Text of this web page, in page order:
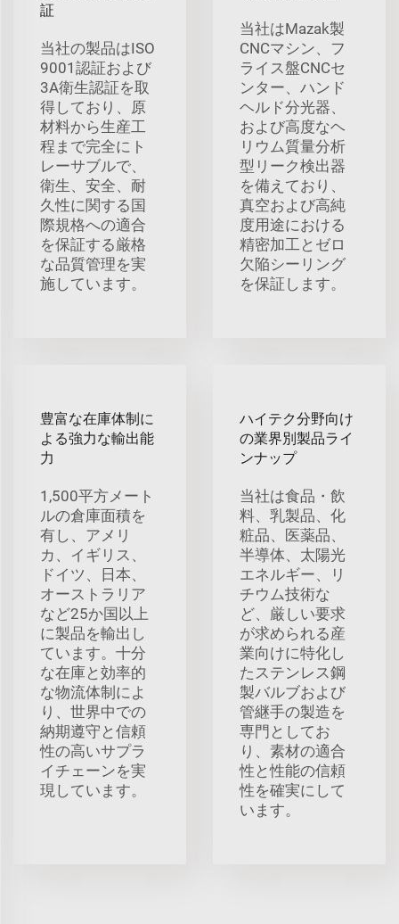
証
当社の製品はISO
9001認証および
3A衛生認証を取
得しており、原
材料から生産工
程まで完全にト
レーサブルで、
衛生、安全、耐
久性に関する国
際規格への適合
を保証する厳格
な品質管理を実
施しています。
当社はMazak製
CNCマシン、フ
ライス盤CNCセ
ンター、ハンド
ヘルド分光器、
および高度なヘ
リウム質量分析
型リーク検出器
を備えており、
真空および高純
度用途における
精密加工とゼロ
欠陥シーリング
を保証します。
豊富な在庫体制に
よる強力な輸出能
力
1,500平方メート
ルの倉庫面積を
有し、アメリ
カ、イギリス、
ドイツ、日本、
オーストラリア
など25か国以上
に製品を輸出し
ています。十分
な在庫と効率的
な物流体制によ
り、世界中での
納期遵守と信頼
性の高いサプラ
イチェーンを実
現しています。
ハイテク分野向け
の業界別製品ライ
ンナップ
当社は食品・飲
料、乳製品、化
粧品、医薬品、
半導体、太陽光
エネルギー、リ
チウム技術な
ど、厳しい要求
が求められる産
業向けに特化し
たステンレス鋼
製バルブおよび
管継手の製造を
専門としてお
り、素材の適合
性と性能の信頼
性を確実にして
います。